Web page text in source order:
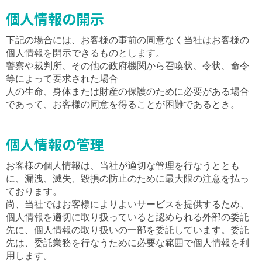
個人情報の開示
下記の場合には、お客様の事前の同意なく当社はお客様の
個人情報を開示できるものとします。
警察や裁判所、その他の政府機関から召喚状、令状、命令
等によって要求された場合
人の生命、身体または財産の保護のために必要がある場合
であって、お客様の同意を得ることが困難であるとき。
個人情報の管理
お客様の個人情報は、当社が適切な管理を行なうととも
に、漏洩、滅失、毀損の防止のために最大限の注意を払っ
ております。
尚、当社ではお客様によりよいサービスを提供するため、
個人情報を適切に取り扱っていると認められる外部の委託
先に、個人情報の取り扱いの一部を委託しています。委託
先は、委託業務を行なうために必要な範囲で個人情報を利
用します。